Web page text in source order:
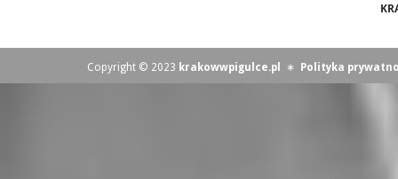
Copyright © 2023 krakowwpigulce.pl ∗ Polityka